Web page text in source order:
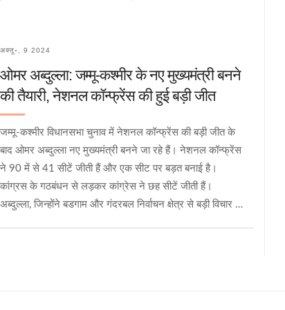
अक्तू॰, 9 2024
ओमर अब्दुल्ला: जम्मू-कश्मीर के नए मुख्यमंत्री बनने
की तैयारी, नेशनल कॉन्फ्रेंस की हुई बड़ी जीत
जम्मू-कश्मीर विधानसभा चुनाव में नेशनल कॉन्फ्रेंस की बड़ी जीत के
बाद ओमर अब्दुल्ला नए मुख्यमंत्री बनने जा रहे हैं। नेशनल कॉन्फ्रेंस
ने 90 में से 41 सीटें जीती हैं और एक सीट पर बड़त बनाई है।
कांग्रस के गठबंधन से लड़कर कांग्रेस ने छह सीटें जीती हैं।
अब्दुल्ला, जिन्होंने बडगाम और गंदरबल निर्वाचन क्षेत्र से बड़ी विचार में